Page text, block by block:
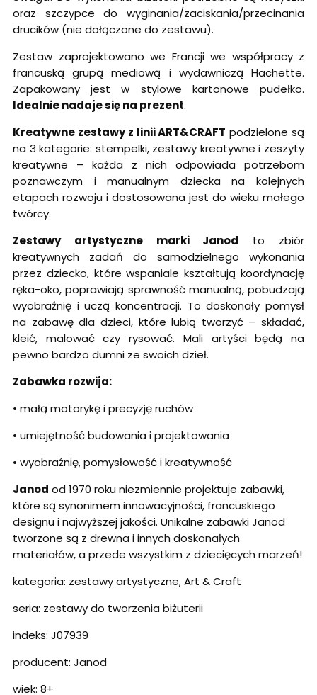
oraz szczypce do wyginania/zaciskania/przecinania
drucików (nie dołączone do zestawu).
Zestaw zaprojektowano we Francji we współpracy z
francuską grupą mediową i wydawniczą Hachette.
Zapakowany jest w stylowe kartonowe pudełko.
Idealnie nadaje się na prezent.
Kreatywne zestawy z linii ART&CRAFT podzielone są
na 3 kategorie: stempelki, zestawy kreatywne i zeszyty
kreatywne – każda z nich odpowiada potrzebom
poznawczym i manualnym dziecka na kolejnych
etapach rozwoju i dostosowana jest do wieku małego
twórcy.
Zestawy artystyczne marki Janod to zbiór
kreatywnych zadań do samodzielnego wykonania
przez dziecko, które wspaniale kształtują koordynację
ręka-oko, poprawiają sprawność manualną, pobudzają
wyobraźnię i uczą koncentracji. To doskonały pomysł
na zabawę dla dzieci, które lubią tworzyć – składać,
kleić, malować czy rysować. Mali artyści będą na
pewno bardzo dumni ze swoich dzieł.
Zabawka rozwija:
• małą motorykę i precyzję ruchów
• umiejętność budowania i projektowania
• wyobraźnię, pomysłowość i kreatywność
Janod od 1970 roku niezmiennie projektuje zabawki,
które są synonimem innowacyjności, francuskiego
designu i najwyższej jakości. Unikalne zabawki Janod
tworzone są z drewna i innych doskonałych
materiałów, a przede wszystkim z dziecięcych marzeń!
kategoria: zestawy artystyczne, Art & Craft
seria: zestawy do tworzenia biżuterii
indeks: J07939
producent: Janod
wiek: 8+